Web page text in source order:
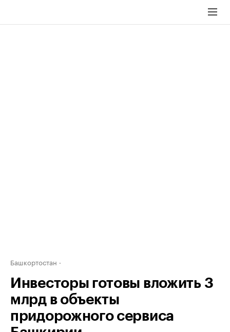
Башкортостан
Инвесторы готовы вложить 3
млрд в объекты
придорожного сервиса